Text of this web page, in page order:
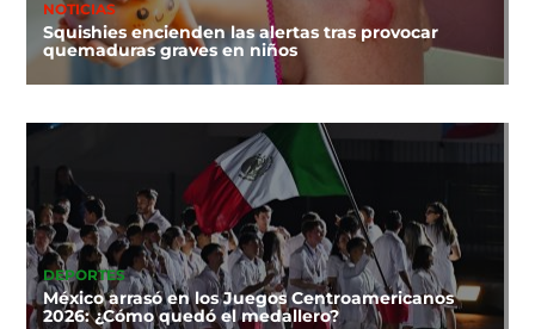
NOTICIAS
Squishies encienden las alertas tras provocar
quemaduras graves en niños
DEPORTES
México arrasó en los Juegos Centroamericanos
2026: ¿Cómo quedó el medallero?